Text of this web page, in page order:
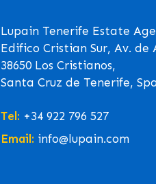
Lupain Tenerife Estate
Edifico Cristian Sur, Av. de
38650 Los Cristianos,
Santa Cruz de Tenerife,
Tel: +34 922 796 527
Email: info@lupain.com